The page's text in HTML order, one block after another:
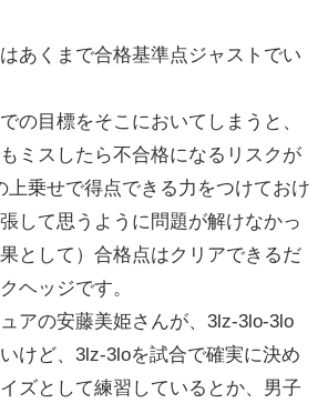
あくまで合格基準点ジャストでい
の目標をそこにおいてしまうと、
ミスしたら不合格になるリスクが
上乗せで得点できる力をつけておけ
して思うように問題が解けなかっ
として）合格点はクリアできるだ
ヘッジです。
アの安藤美姫さんが、3lz-3lo-3lo
けど、3lz-3loを試合で確実に決め
ズとして練習しているとか、男子